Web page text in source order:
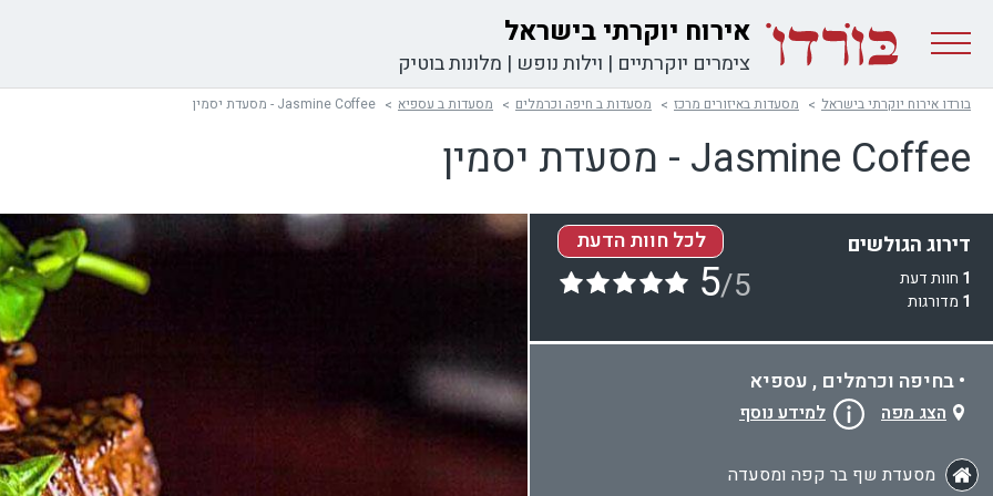
אירוח יוקרתי בישראל
צימרים יוקרתיים | וילות נופש | מלונות בוטיק
בורדו אירוח יוקרתי בישראל מסעדות באיזורים מרכז מסעדות ב חיפה וכרמלים מסעדות ב עספיא Jasmine Coffee - מסעדת יסמין
Jasmine Coffee - מסעדת יסמין
דירוג הגולשים
1 חוות דעת
1 מדורגות
לכל חוות הדעת
5/5
• בחיפה וכרמלים , עספיא
הצג מפה למידע נוסף
מסעדת שף בר קפה ומסעדה